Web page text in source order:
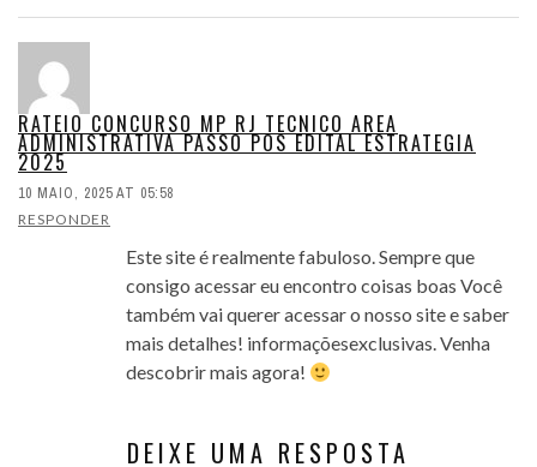
RATEIO CONCURSO MP RJ TECNICO AREA
ADMINISTRATIVA PASSO POS EDITAL ESTRATEGIA
2025
10 MAIO, 2025 AT 05:58
RESPONDER
Este site é realmente fabuloso. Sempre que
consigo acessar eu encontro coisas boas Você
também vai querer acessar o nosso site e saber
mais detalhes! informaçõesexclusivas. Venha
descobrir mais agora!
DEIXE UMA RESPOSTA